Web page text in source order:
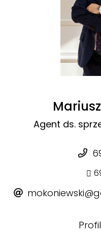
Agent ds.